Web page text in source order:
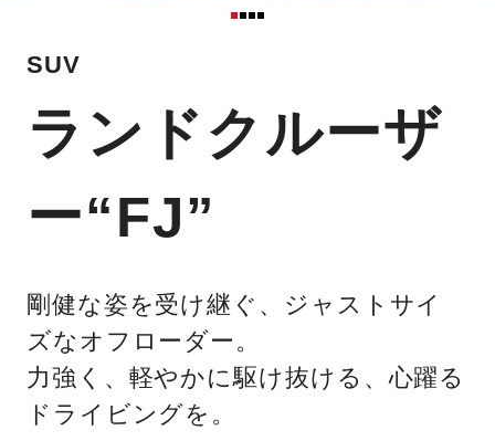
SUV
ランドクルーザ
ー“FJ”
剛健な姿を受け継ぐ、ジャストサイ
ズなオフローダー。
力強く、軽やかに駆け抜ける、心躍る
ドライビングを。